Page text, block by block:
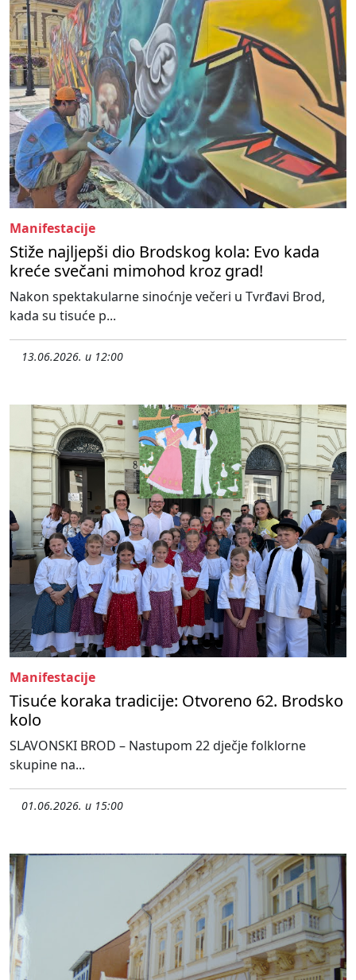
Manifestacije
Stiže najljepši dio Brodskog kola: Evo kada
kreće svečani mimohod kroz grad!
Nakon spektakularne sinoćnje večeri u Tvrđavi Brod,
kada su tisuće p...
13.06.2026. u 12:00
Manifestacije
Tisuće koraka tradicije: Otvoreno 62. Brodsko
kolo
SLAVONSKI BROD – Nastupom 22 dječje folklorne
skupine na...
01.06.2026. u 15:00